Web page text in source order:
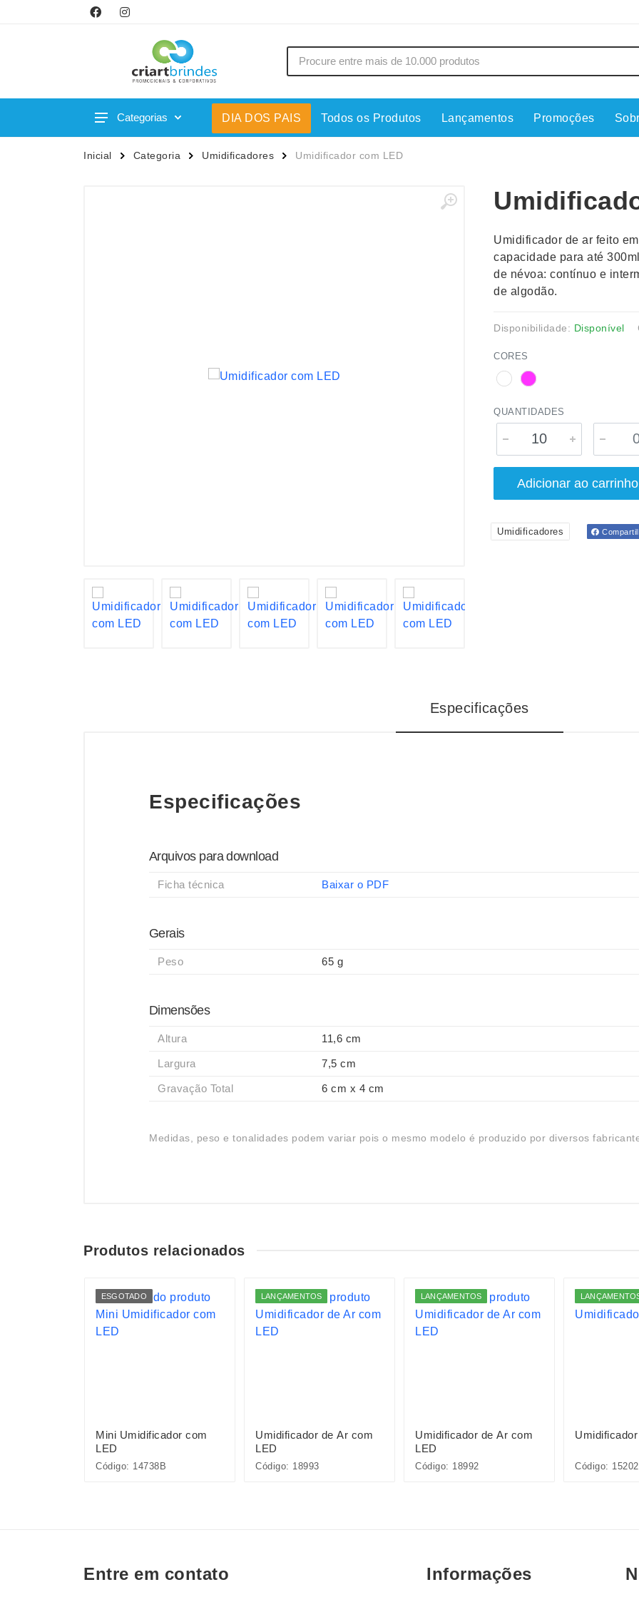
Categorias
Acessórios p/ Celular
Canecas
Cuidados Pessoais
Esporte e Jogos
Fones de
Kit
DIA DOS PAIS Todos os Produtos Lançamentos Promoções
Inicial Categoria Umidificadores Umidificador com LED
Umidificador de ar feito
capacidade para até
de névoa: contínuo e
de algodão.
Disponibilidade: Disponível
CORES
QUANTIDADES
Adicionar ao carrinho
Umidificadores
Especificações
Especificações
Arquivos para download
Ficha técnica Baixar o PDF
Gerais
Peso 65 g
Dimensões
Altura 11,6 cm
Largura 7,5 cm
Gravação Total 6 cm x 4 cm
Medidas, peso e tonalidades podem variar pois o mesmo modelo é produzido por diversos
Produtos relacionados
ESGOTADO
Mini Umidificador com
LED
Código: 14738B
LANÇAMENTOS
Umidificador de Ar com
LED
Código: 18993
LANÇAMENTOS
Umidificador de Ar com
LED
Código: 18992 Código: 15202
Entre em contato Informações